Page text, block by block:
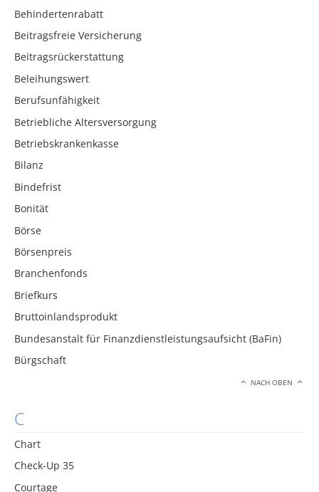
Behindertenrabatt
Beitragsfreie Versicherung
Beitragsrückerstattung
Beleihungswert
Berufsunfähigkeit
Betriebliche Altersversorgung
Betriebskrankenkasse
Bilanz
Bindefrist
Bonität
Börse
Börsenpreis
Branchenfonds
Briefkurs
Bruttoinlandsprodukt
Bundesanstalt für Finanzdienstleistungsaufsicht (BaFin)
Bürgschaft
NACH OBEN
C
Chart
Check-Up 35
Courtage